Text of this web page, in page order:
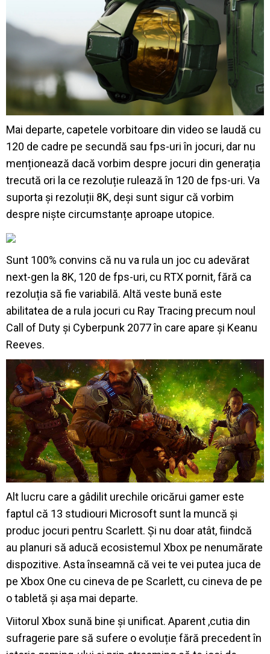
Mai departe, capetele vorbitoare din video se laudă cu
120 de cadre pe secundă sau fps-uri în jocuri, dar nu
menționează dacă vorbim despre jocuri din generația
trecută ori la ce rezoluție rulează în 120 de fps-uri. Va
suporta și rezoluții 8K, deși sunt sigur că vorbim
despre niște circumstanțe aproape utopice.
Sunt 100% convins că nu va rula un joc cu adevărat
next-gen la 8K, 120 de fps-uri, cu RTX pornit, fără ca
rezoluția să fie variabilă. Altă veste bună este
abilitatea de a rula jocuri cu Ray Tracing precum noul
Call of Duty și Cyberpunk 2077 în care apare și Keanu
Reeves.
Alt lucru care a gâdilit urechile oricărui gamer este
faptul că 13 studiouri Microsoft sunt la muncă și
produc jocuri pentru Scarlett. Și nu doar atât, fiindcă
au planuri să aducă ecosistemul Xbox pe nenumărate
dispozitive. Asta înseamnă că vei te vei putea juca de
pe Xbox One cu cineva de pe Scarlett, cu cineva de pe
o tabletă și așa mai departe.
Viitorul Xbox sună bine și unificat. Aparent ,cutia din
sufragerie pare să sufere o evoluție fără precedent în